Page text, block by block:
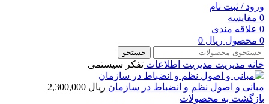
ورود / ثبت نام
0 مقایسه
0 علاقه مندی
0 محصول ریال
جستجو
خانه مديريت مدیریت اطلاعات تفکر سیستمی
مبانی و اصول نظم و انضباط در سازمان ریال
بازگشت به محصولات